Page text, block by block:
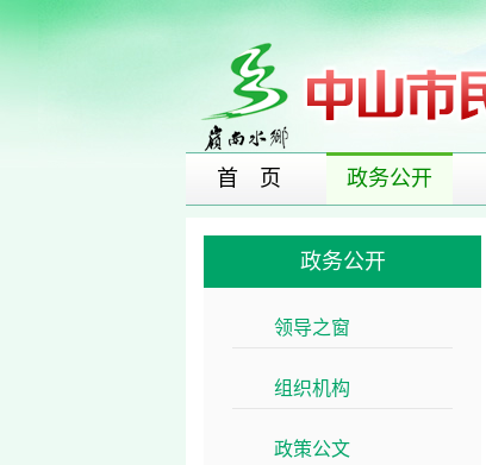
首 页 政务公开
政务公开
领导之窗
组织机构
政策公文